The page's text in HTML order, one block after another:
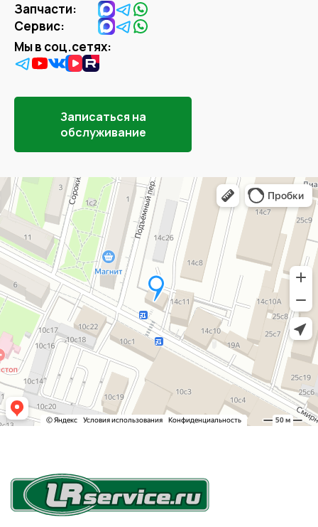
Запчасти:
Сервис:
Мы в соц.сетях:
Записаться на
обслуживание